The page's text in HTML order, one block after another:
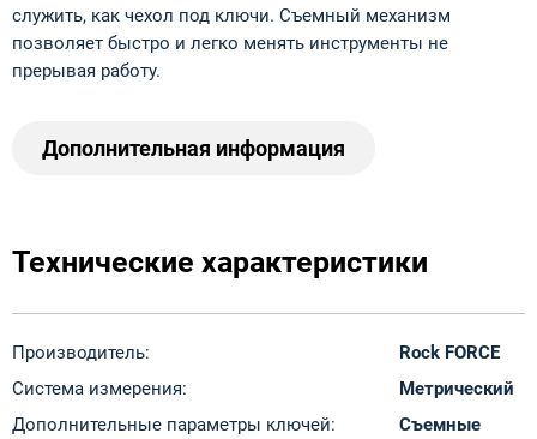
служить, как чехол под ключи. Съемный механизм
позволяет быстро и легко менять инструменты не
прерывая работу.
Дополнительная информация
Технические характеристики
Производитель:
Rock FORCE
Система измерения:
Метрический
Дополнительные параметры ключей:
Съемные